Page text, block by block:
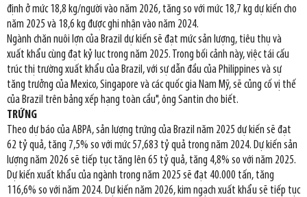
định ở mức 18,8 kg/người vào năm 2026, tăng so với mức 18,7 kg dự kiến cho
năm 2025 và 18,6 kg được ghi nhận vào năm 2024.
Ngành chăn nuôi lợn của Brazil dự kiến sẽ đạt mức sản lượng, tiêu thụ và
xuất khẩu cùng đạt kỷ lục trong năm 2025. Trong bối cảnh này, việc tái cấu
trúc thị trường xuất khẩu của Brazil, với sự dẫn đầu của Philippines và sự
tăng trưởng của Mexico, Singapore và các quốc gia Nam Mỹ, sẽ củng cố vị thế
của Brazil trên bảng xếp hạng toàn cầu", ông Santin cho biết.
TRỨNG
Theo dự báo của ABPA, sản lượng trứng của Brazil năm 2025 dự kiến sẽ đạt
62 tỷ quả, tăng 7,5% so với mức 57,683 tỷ quả trong năm 2024. Dự kiến sản
lượng năm 2026 sẽ tiếp tục tăng lên 65 tỷ quả, tăng 4,8% so với năm 2025.
Dự kiến xuất khẩu của ngành trong năm 2025 sẽ đạt 40.000 tấn, tăng
116,6% so với năm 2024. Dự kiến năm 2026, kim ngạch xuất khẩu sẽ tiếp tục